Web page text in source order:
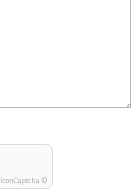
IconCaptcha ©